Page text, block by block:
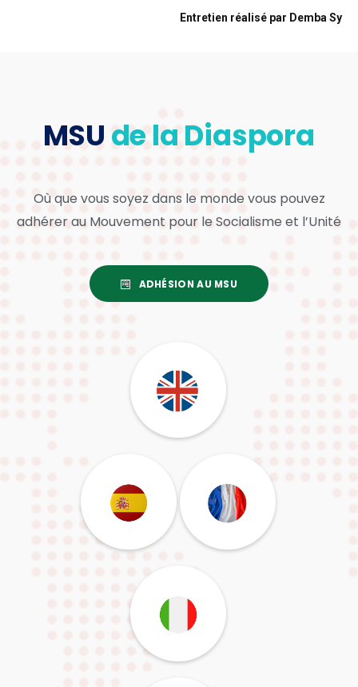
Entretien réalisé par Demba Sy
MSU de la Diaspora
Où que vous soyez dans le monde vous pouvez
adhérer au Mouvement pour le Socialisme et l’Unité
ADHÉSION AU MSU